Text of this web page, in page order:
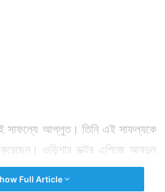
এই সাফল্যে আপ্লুত। তিনি এই সাফল্যকে
করেছেন। ওড়িশার ডক্টর এপিজে আবদুল
করা হল তা ভারতকে এক লহমায়
Full Article